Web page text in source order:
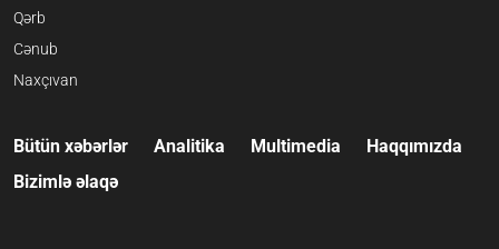
Qərb
Cənub
Naxçıvan
Bütün xəbərlər Analitika Multimedia
Haqqımızda
Bizimlə əlaqə